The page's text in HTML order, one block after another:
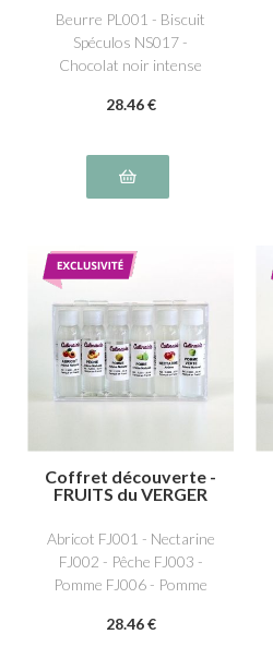
Beurre PL001 - Biscuit
Spéculos NS017 -
Chocolat noir intense
FR009 - Noisette spécial
FS005
28.46 €
Coffret découverte -
FRUITS du VERGER
Abricot FJ001 - Nectarine
FJ002 - Pêche FJ003 -
Pomme FJ006 - Pomme
28.46 €